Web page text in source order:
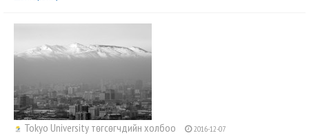
Tokyo University төгсөгчдийн холбоо 2016-12-07